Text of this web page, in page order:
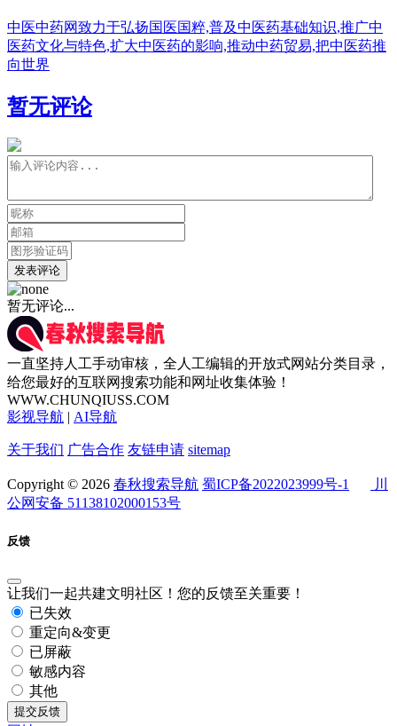
中医中药网致力于弘扬国医国粹,普及中医药基础知识,推广中
医药文化与特色,扩大中医药的影响,推动中药贸易,把中医药推
向世界
暂无评论
发表评论
暂无评论...
一直坚持人工手动审核，全人工编辑的开放式网站分类目录，
给您最好的互联网搜索功能和网址收集体验！
WWW.CHUNQIUSS.COM
影视导航
AI导航
关于我们 广告合作 友链申请 sitemap
Copyright © 2026 春秋搜索导航 蜀ICP备2022023999号-1
川
公网安备 51138102000153号
反馈
让我们一起共建文明社区！您的反馈至关重要！
已失效
重定向&变更
已屏蔽
敏感内容
其他
提交反馈